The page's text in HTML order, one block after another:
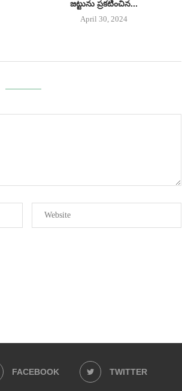
జట్టును ప్రకటించిన...
April 30, 2024
FACEBOOK TWITTER